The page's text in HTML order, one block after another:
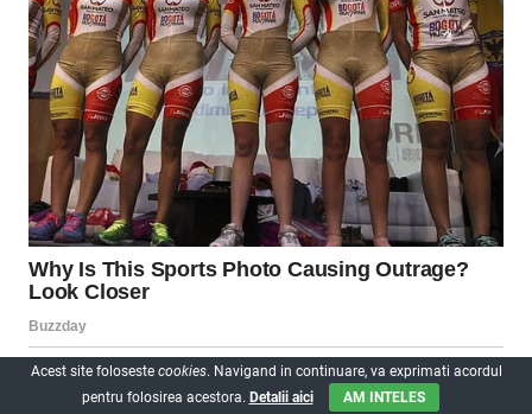
Acest site foloseste cookies. Navigand in continuare, va exprimati acordul
pentru folosirea acestora. Detalii aici AM INTELES